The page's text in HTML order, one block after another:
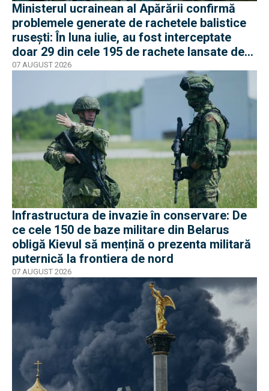
Ministerul ucrainean al Apărării confirmă
problemele generate de rachetele balistice
rusești: În luna iulie, au fost interceptate
doar 29 din cele 195 de rachete lansate de
armata rusă
07 AUGUST 2026
Infrastructura de invazie în conservare: De
ce cele 150 de baze militare din Belarus
obligă Kievul să mențină o prezenta militară
puternică la frontiera de nord
07 AUGUST 2026